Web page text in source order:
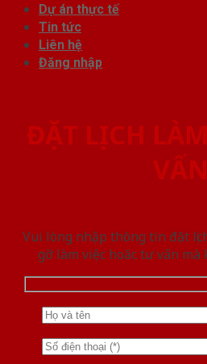
Dự án thực tế
Tin tức
Liên hệ
Đăng nhập
ĐẶT LỊCH
VẤN
Vui lòng nhập thông tin đặt
gỡ làm việc hoăc tư vấn